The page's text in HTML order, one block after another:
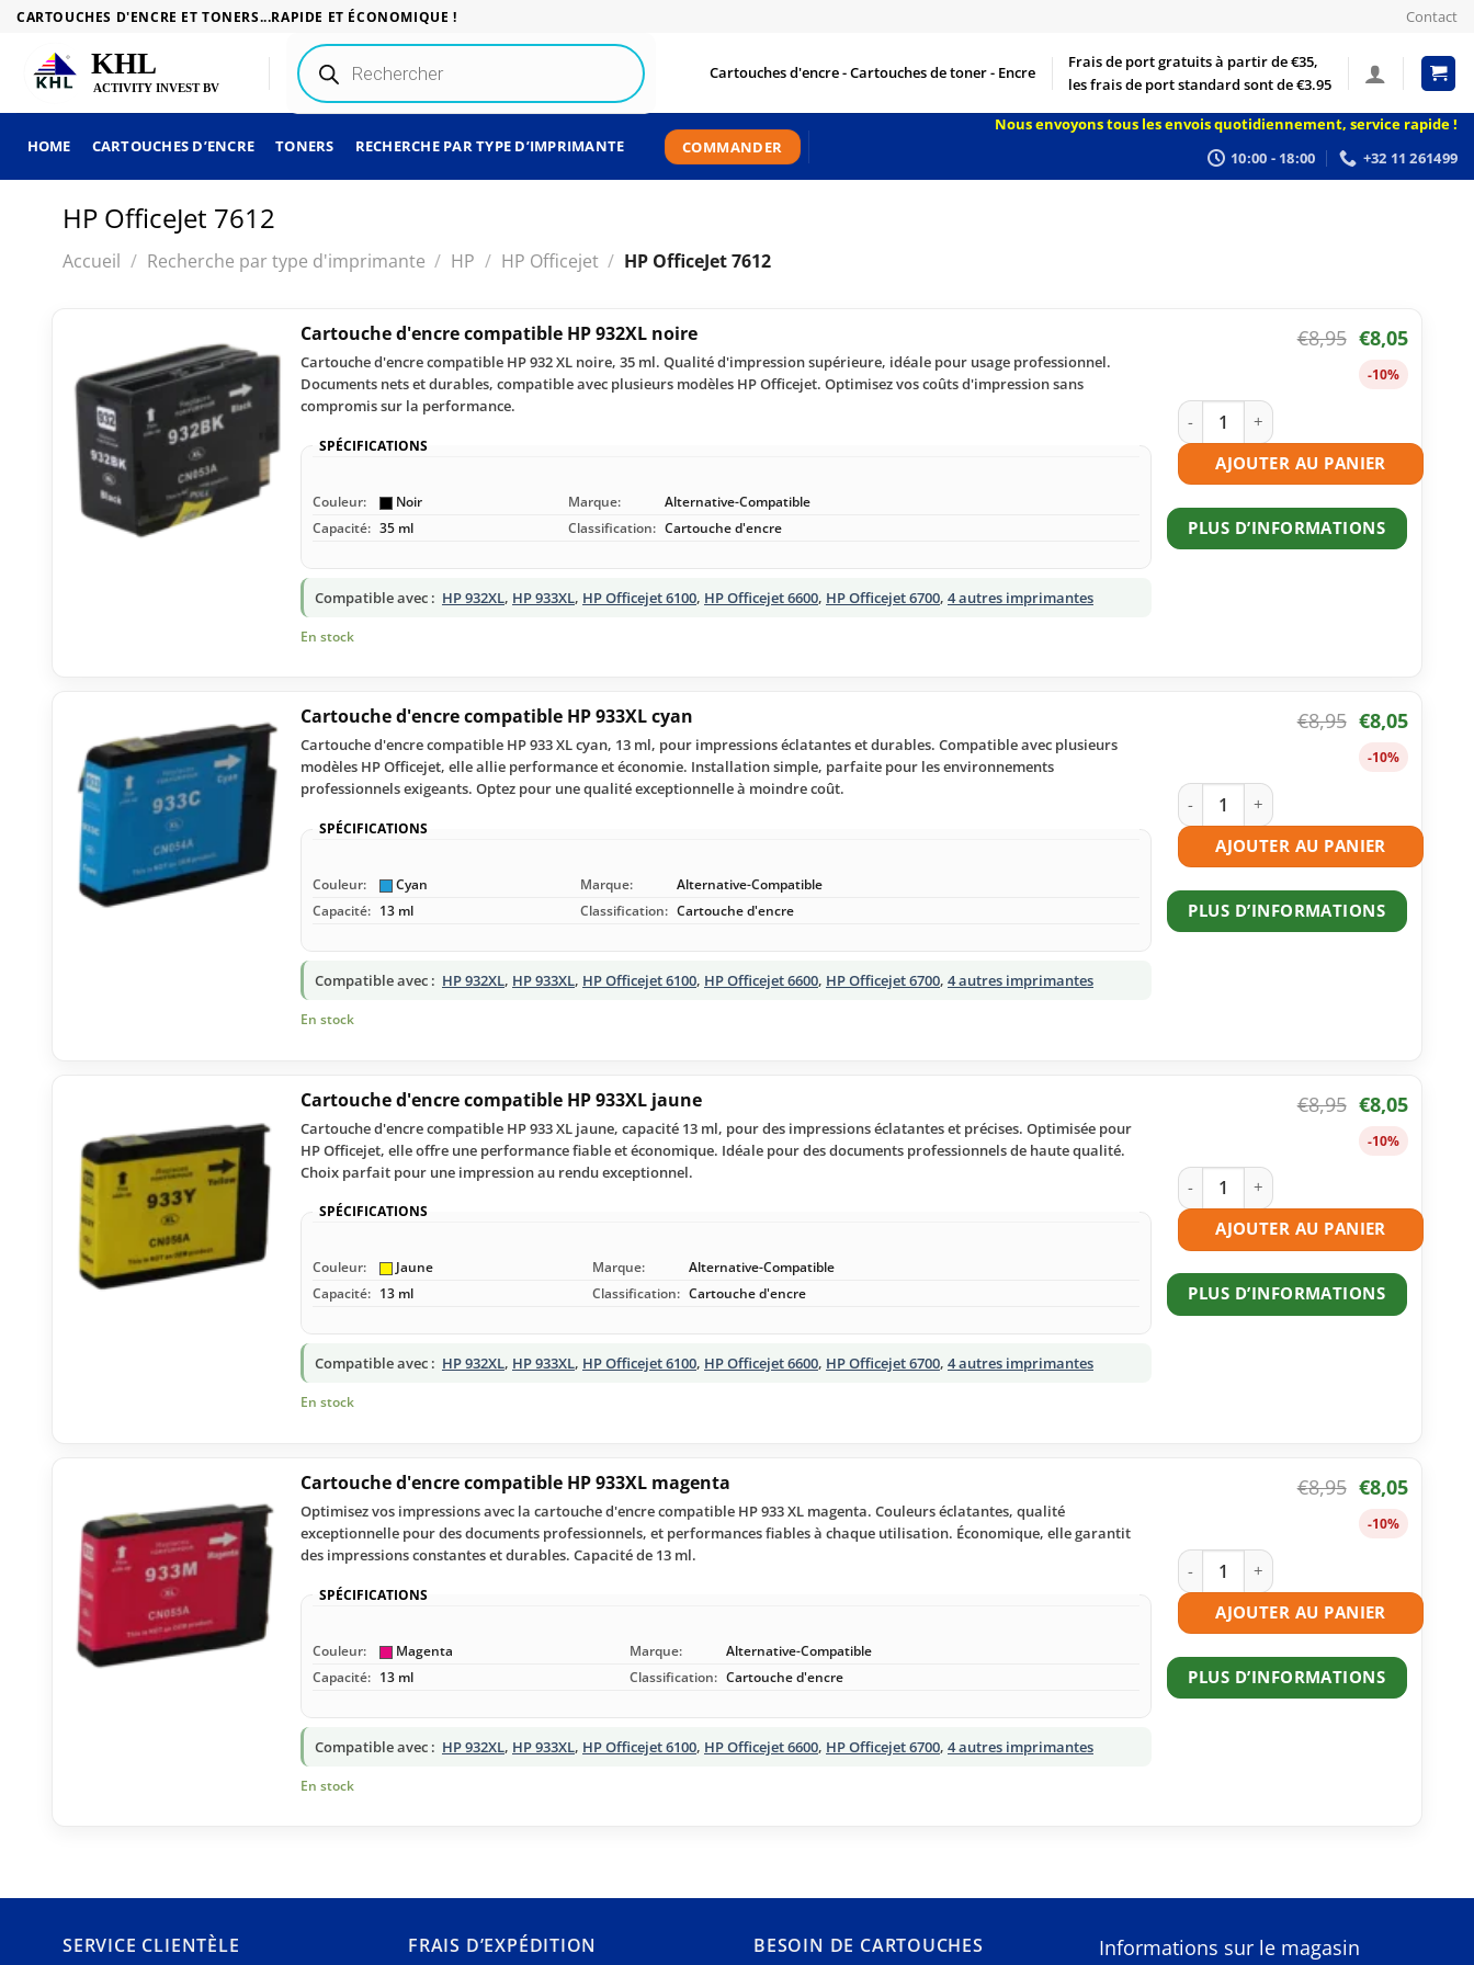
Passer
contenu
CARTOUCHES D'ENCRE ET TONERS...RAPIDE ET ÉCONOMIQUE ! Contact
Recherche
de
produits Cartouches d'encre - Cartouches de toner - Encre
Frais de port gratuits à partir de €35,
les frais de port standard sont de €3.95
HOME CARTOUCHES D’ENCRE TONERS RECHERCHE PAR TYPE D’IMPRIMANTE COMMANDER
Nous envoyons tous les envois quotidiennement, service rapide !
10:00 - 18:00
+32 11 261499
HP OfficeJet 7612
Accueil / Recherche par type d'imprimante / HP / HP Officejet / HP OfficeJet 7612
Cartouche d'encre compatible HP 932XL noire
Cartouche d'encre compatible HP 932 XL noire, 35 ml. Qualité d'impression supérieure, idéale pour usage professionnel.
Documents nets et durables, compatible avec plusieurs modèles HP Officejet. Optimisez vos coûts d'impression sans
compromis sur la performance.
SPÉCIFICATIONS
Couleur: Noir Marque:
Alternative-Compatible
Capacité: 35 ml Classification: Cartouche d'encre
Compatible avec : HP 932XL, HP 933XL, HP Officejet 6100, HP Officejet 6600, HP Officejet 6700, 4 autres imprimantes
En stock
€8,95 €8,05
-10%
quantité de Cartouche d'encre
AJOUTER AU PANIER
PLUS D’INFORMATIONS
Cartouche d'encre compatible HP 933XL cyan
Cartouche d'encre compatible HP 933 XL cyan, 13 ml, pour impressions éclatantes et durables. Compatible avec plusieurs
modèles HP Officejet, elle allie performance et économie. Installation simple, parfaite pour les environnements
professionnels exigeants. Optez pour une qualité exceptionnelle à moindre coût.
SPÉCIFICATIONS
Couleur: Cyan Marque:
Alternative-Compatible
Capacité: 13 ml Classification: Cartouche d'encre
Compatible avec : HP 932XL, HP 933XL, HP Officejet 6100, HP Officejet 6600, HP Officejet 6700, 4 autres imprimantes
En stock
€8,95 €8,05
-10%
quantité de Cartouche d'encre
AJOUTER AU PANIER
PLUS D’INFORMATIONS
Cartouche d'encre compatible HP 933XL jaune
Cartouche d'encre compatible HP 933 XL jaune, capacité 13 ml, pour des impressions éclatantes et précises. Optimisée pour
HP Officejet, elle offre une performance fiable et économique. Idéale pour des documents professionnels de haute qualité.
Choix parfait pour une impression au rendu exceptionnel.
SPÉCIFICATIONS
Couleur: Jaune Marque:
Alternative-Compatible
Capacité: 13 ml Classification: Cartouche d'encre
Compatible avec : HP 932XL, HP 933XL, HP Officejet 6100, HP Officejet 6600, HP Officejet 6700, 4 autres imprimantes
En stock
€8,95 €8,05
-10%
quantité de Cartouche d'encre
AJOUTER AU PANIER
PLUS D’INFORMATIONS
Cartouche d'encre compatible HP 933XL magenta
Optimisez vos impressions avec la cartouche d'encre compatible HP 933 XL magenta. Couleurs éclatantes, qualité
exceptionnelle pour des documents professionnels, et performances fiables à chaque utilisation. Économique, elle garantit
des impressions constantes et durables. Capacité de 13 ml.
SPÉCIFICATIONS
Couleur: Magenta Marque:
Alternative-Compatible
Capacité: 13 ml Classification: Cartouche d'encre
Compatible avec : HP 932XL, HP 933XL, HP Officejet 6100, HP Officejet 6600, HP Officejet 6700, 4 autres imprimantes
En stock
€8,95 €8,05
-10%
quantité de Cartouche d'encre
AJOUTER AU PANIER
PLUS D’INFORMATIONS
SERVICE CLIENTÈLE FRAIS D’EXPÉDITION
BESOIN DE CARTOUCHES
Informations sur le magasin